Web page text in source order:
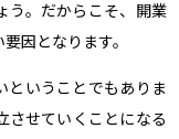
う。だからこそ、開業
因となります。
ということでもありま
させていくことになる